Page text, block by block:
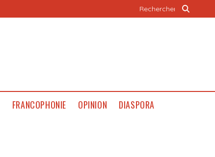
FRANCOPHONIE OPINION DIASPORA